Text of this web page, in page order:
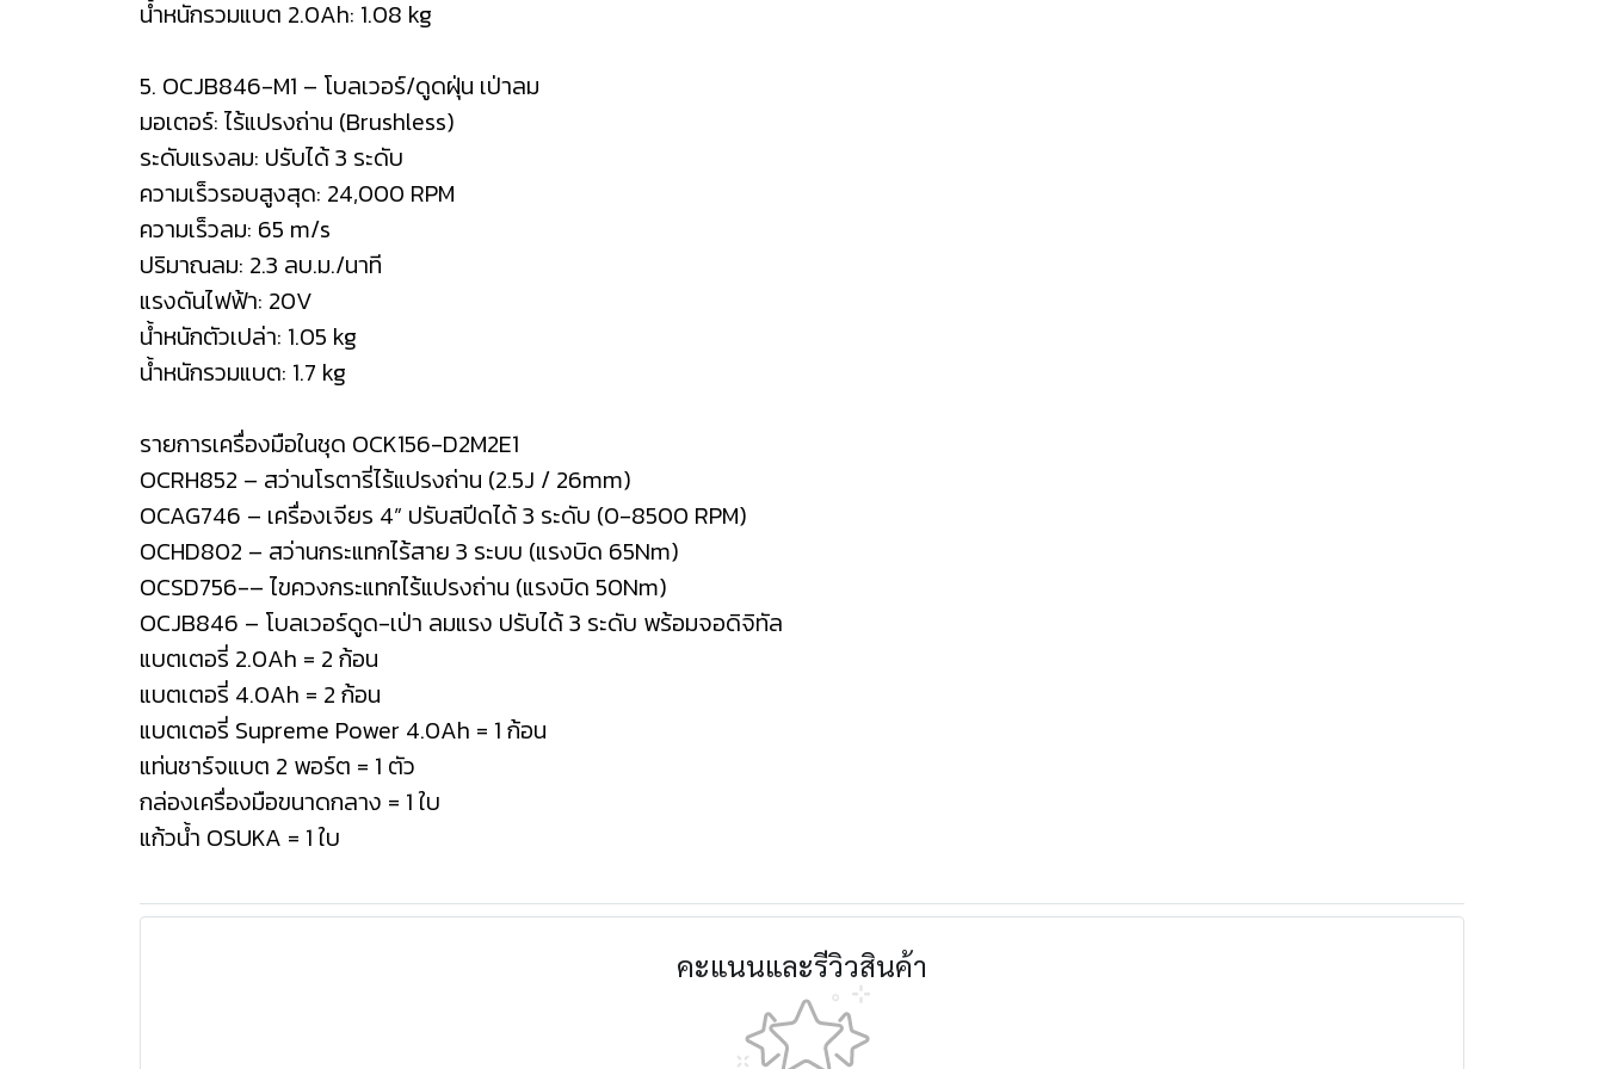
น้ำหนักรวมแบต 2.0Ah: 1.08 kg
5. OCJB846-M1 – โบลเวอร์/ดูดฝุ่น เป่าลม
มอเตอร์: ไร้แปรงถ่าน (Brushless)
ระดับแรงลม: ปรับได้ 3 ระดับ
ความเร็วรอบสูงสุด: 24,000 RPM
ความเร็วลม: 65 m/s
ปริมาณลม: 2.3 ลบ.ม./นาที
แรงดันไฟฟ้า: 20V
น้ำหนักตัวเปล่า: 1.05 kg
น้ำหนักรวมแบต: 1.7 kg
รายการเครื่องมือในชุด OCK156-D2M2E1
OCRH852 – สว่านโรตารี่ไร้แปรงถ่าน (2.5J / 26mm)
OCAG746 – เครื่องเจียร 4” ปรับสปีดได้ 3 ระดับ (0-8500 RPM)
OCHD802 – สว่านกระแทกไร้สาย 3 ระบบ (แรงบิด 65Nm)
OCSD756-– ไขควงกระแทกไร้แปรงถ่าน (แรงบิด 50Nm)
OCJB846 – โบลเวอร์ดูด-เป่า ลมแรง ปรับได้ 3 ระดับ พร้อมจอดิจิทัล
แบตเตอรี่ 2.0Ah = 2 ก้อน
แบตเตอรี่ 4.0Ah = 2 ก้อน
แบตเตอรี่ Supreme Power 4.0Ah = 1 ก้อน
แท่นชาร์จแบต 2 พอร์ต = 1 ตัว
กล่องเครื่องมือขนาดกลาง = 1 ใบ
แก้วน้ำ OSUKA = 1 ใบ
คะแนนและรีวิวสินค้า